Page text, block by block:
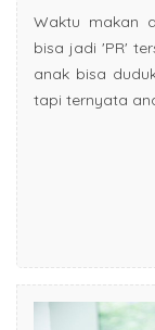
Waktu makan
bisa jadi 'PR'
anak bisa
tapi ternyata